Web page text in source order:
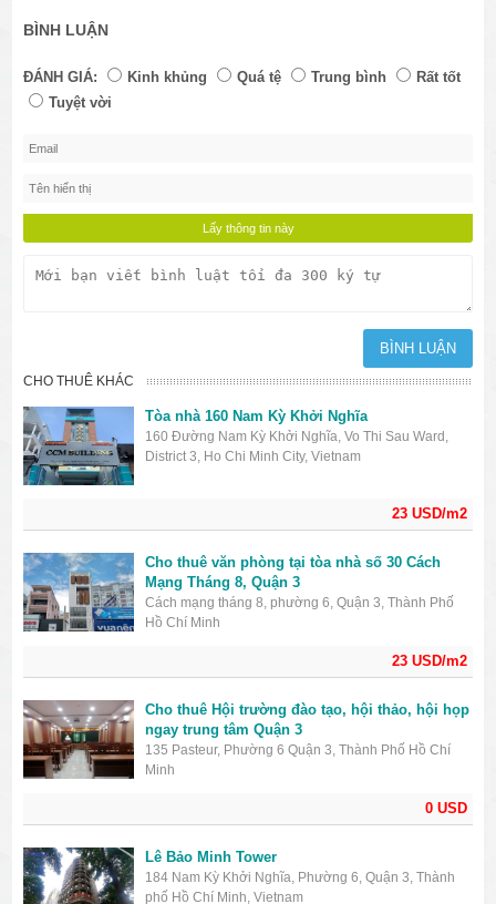
BÌNH LUẬN
ĐÁNH GIÁ: Kinh khủng Quá tệ Trung bình
Rất tốt
Tuyệt vời
CHO THUÊ KHÁC
23 USD/m2
Tòa nhà 160 Nam Kỳ Khởi Nghĩa
160 Đường Nam Kỳ Khởi Nghĩa, Vo Thi Sau Ward,
District 3, Ho Chi Minh City, Vietnam
23 USD/m2
Cho thuê văn phòng tại tòa nhà số 30 Cách
Mạng Tháng 8, Quận 3
Cách mạng tháng 8, phường 6, Quận 3, Thành Phố
Hồ Chí Minh
0 USD
Cho thuê Hội trường đào tạo, hội thảo, hội họp
ngay trung tâm Quận 3
135 Pasteur, Phường 6 Quận 3, Thành Phố Hồ Chí
Minh
Lê Bảo Minh Tower
184 Nam Kỳ Khởi Nghĩa, Phường 6, Quận 3, Thành
phố Hồ Chí Minh, Vietnam